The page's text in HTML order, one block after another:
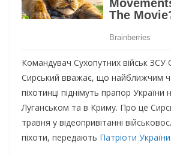
Командувач Сухопутних військ ЗСУ
Сирський вважає, що найближчим
піхотинці піднімуть прапор
Луганськом та в Криму. Про це
травня у відеопривітанні
піхоти, передають Патріоти України.